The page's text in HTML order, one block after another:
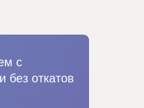
с
без откатов